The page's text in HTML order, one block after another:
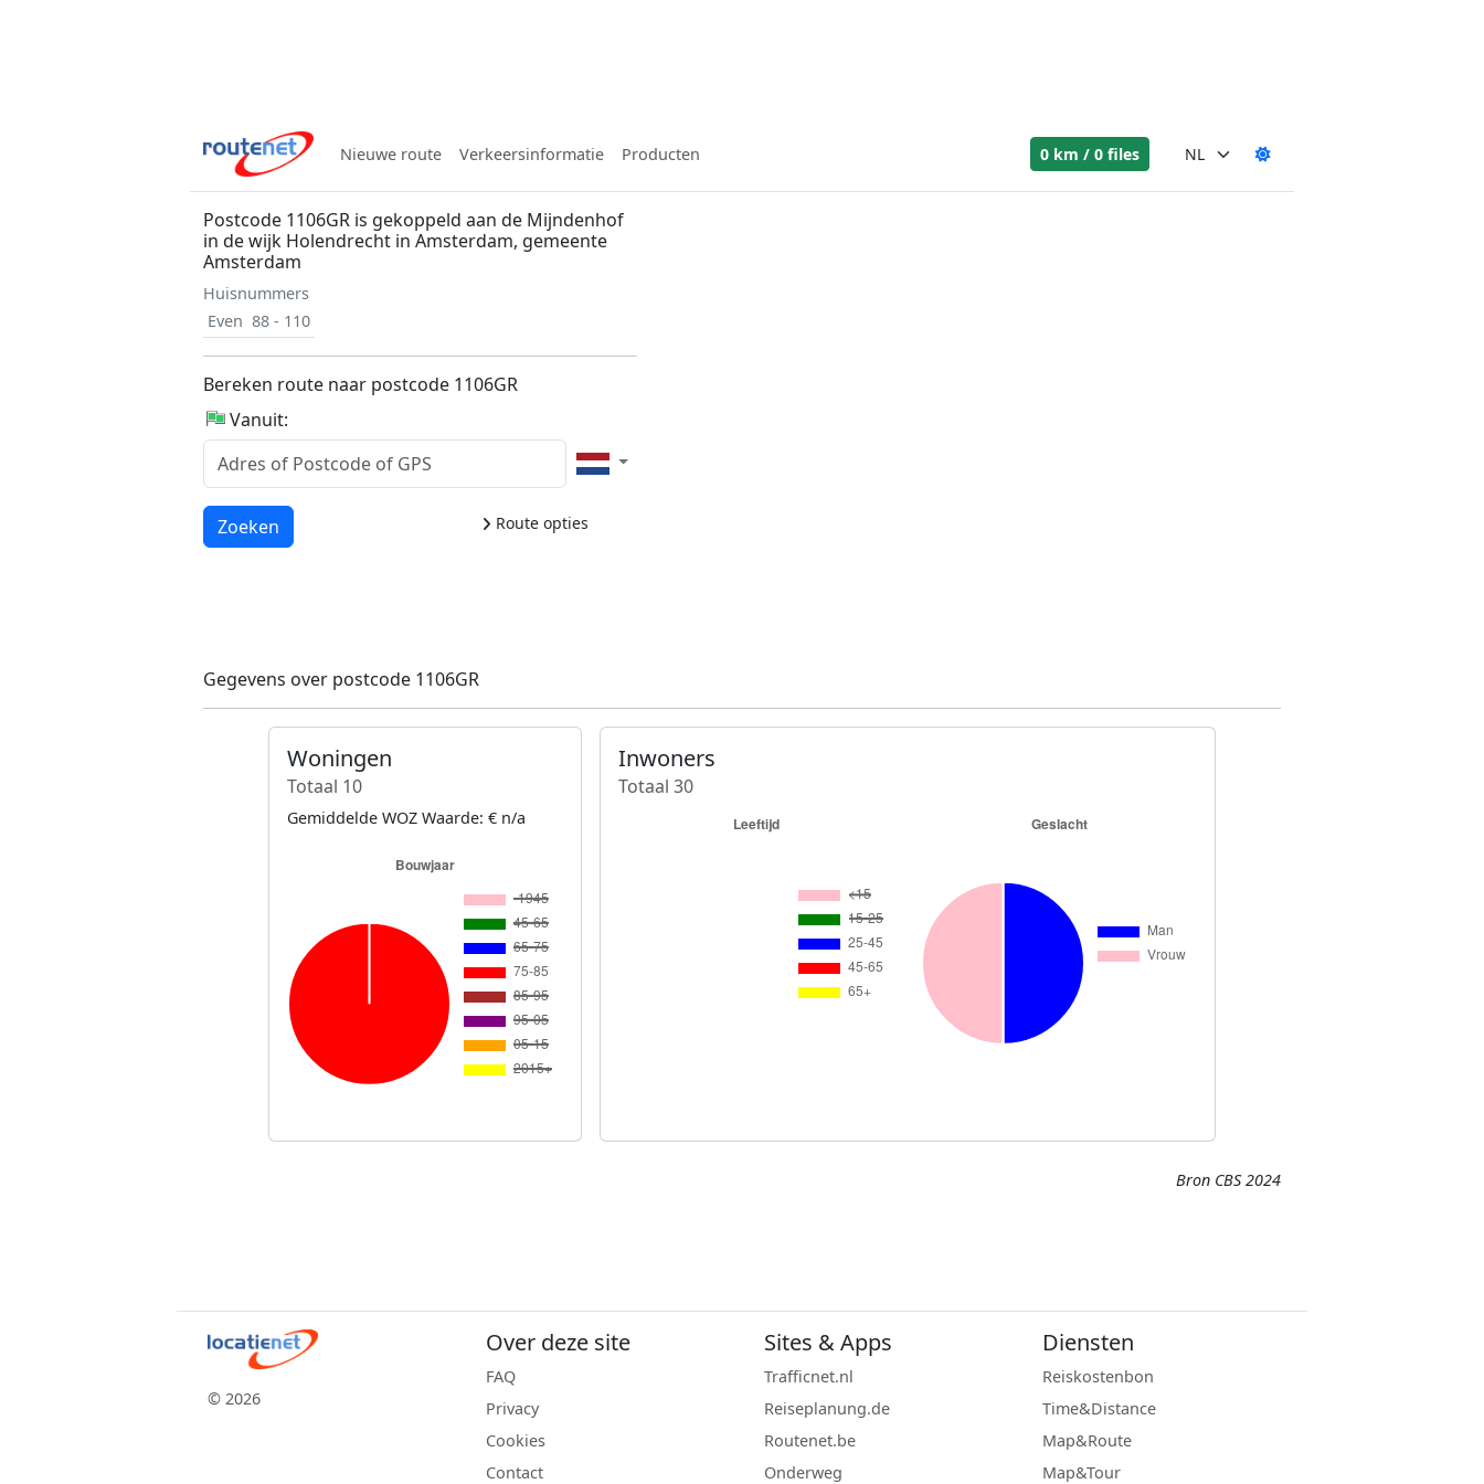
Nieuwe route Verkeersinformatie Producten 0 km / 0 files
Postcode 1106GR is gekoppeld aan de Mijndenhof
in de wijk Holendrecht in Amsterdam, gemeente
Amsterdam
Huisnummers
Even 88 - 110
Bereken route naar postcode 1106GR
Vanuit:
Route opties
Laden...
Zoeken
Gegevens over postcode 1106GR
Woningen
Totaal 10
Gemiddelde WOZ Waarde: € n/a
Inwoners
Totaal 30
Bron CBS 2024
© 2026
Over deze site
FAQ
Privacy
Cookies
Contact
Sites & Apps
Trafficnet.nl
Reiseplanung.de
Routenet.be
Onderweg
Diensten
Reiskostenbon
Time&Distance
Map&Route
Map&Tour